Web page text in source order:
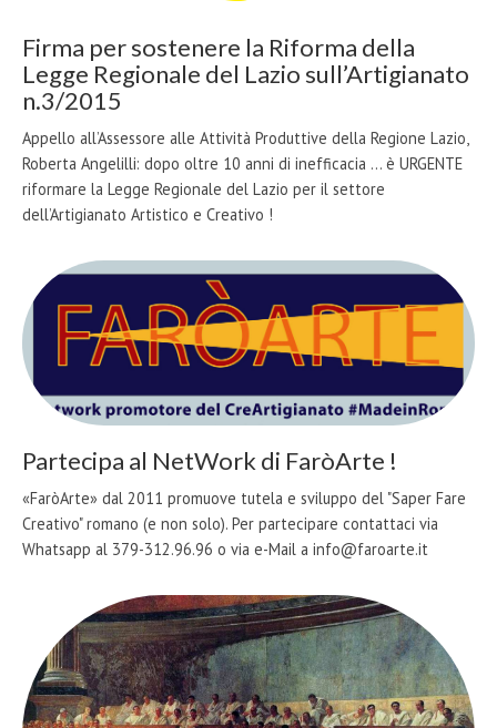
Firma per sostenere la Riforma della
Legge Regionale del Lazio sull’Artigianato
n.3/2015
Appello all’Assessore alle Attività Produttive della Regione Lazio,
Roberta Angelilli: dopo oltre 10 anni di inefficacia ... è URGENTE
riformare la Legge Regionale del Lazio per il settore
dell’Artigianato Artistico e Creativo !
Partecipa al NetWork di FaròArte !
«FaròArte» dal 2011 promuove tutela e sviluppo del "Saper Fare
Creativo" romano (e non solo). Per partecipare contattaci via
Whatsapp al 379-312.96.96 o via e-Mail a info@faroarte.it